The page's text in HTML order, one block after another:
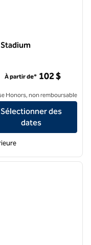
Stadium
by Hilton Las Vegas
À partir de* 102 $
Honors, non remboursable
Sélectionner des
dates